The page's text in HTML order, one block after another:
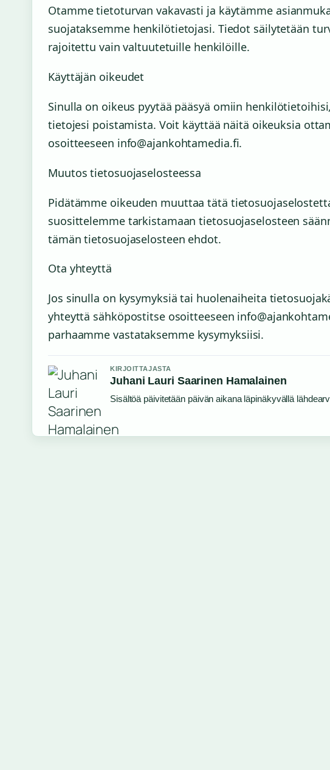
Otamme tietoturvan vakavasti ja käytämme
suojataksemme henkilötietojasi. Tiedot säilytetään
rajoitettu vain valtuutetuille henkilöille.
Käyttäjän oikeudet
Sinulla on oikeus pyytää pääsyä omiin
tietojesi poistamista. Voit käyttää näitä oikeuksia
osoitteeseen info@ajankohtamedia.fi.
Muutos tietosuojaselosteessa
Pidätämme oikeuden muuttaa tätä
suosittelemme tarkistamaan tietosuojaselosteen
tämän tietosuojaselosteen ehdot.
Ota yhteyttä
Jos sinulla on kysymyksiä tai huolenaiheita
yhteyttä sähköpostitse osoitteeseen
parhaamme vastataksemme kysymyksiisi.
KIRJOITTAJASTA
Juhani Lauri Saarinen Hamalainen
Sisältöä päivitetään päivän aikana läpinäkyvällä